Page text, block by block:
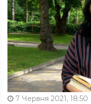
7 Червня 2021, 18:50